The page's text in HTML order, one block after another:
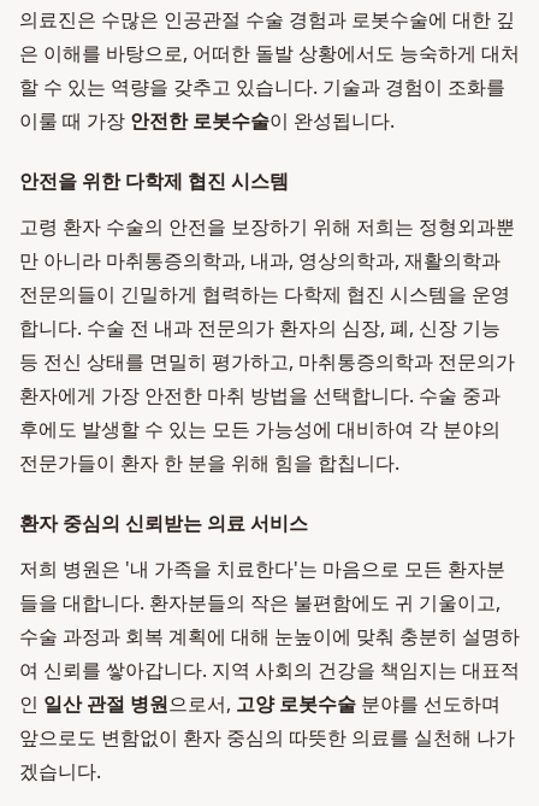
의료진은 수많은 인공관절 수술 경험과 로봇수술에 대한 깊
은 이해를 바탕으로, 어떠한 돌발 상황에서도 능숙하게 대처
할 수 있는 역량을 갖추고 있습니다. 기술과 경험이 조화를
이룰 때 가장 안전한 로봇수술이 완성됩니다.
안전을 위한 다학제 협진 시스템
고령 환자 수술의 안전을 보장하기 위해 저희는 정형외과뿐
만 아니라 마취통증의학과, 내과, 영상의학과, 재활의학과
전문의들이 긴밀하게 협력하는 다학제 협진 시스템을 운영
합니다. 수술 전 내과 전문의가 환자의 심장, 폐, 신장 기능
등 전신 상태를 면밀히 평가하고, 마취통증의학과 전문의가
환자에게 가장 안전한 마취 방법을 선택합니다. 수술 중과
후에도 발생할 수 있는 모든 가능성에 대비하여 각 분야의
전문가들이 환자 한 분을 위해 힘을 합칩니다.
환자 중심의 신뢰받는 의료 서비스
저희 병원은 '내 가족을 치료한다'는 마음으로 모든 환자분
들을 대합니다. 환자분들의 작은 불편함에도 귀 기울이고,
수술 과정과 회복 계획에 대해 눈높이에 맞춰 충분히 설명하
여 신뢰를 쌓아갑니다. 지역 사회의 건강을 책임지는 대표적
인 일산 관절 병원으로서, 고양 로봇수술 분야를 선도하며
앞으로도 변함없이 환자 중심의 따뜻한 의료를 실천해 나가
겠습니다.